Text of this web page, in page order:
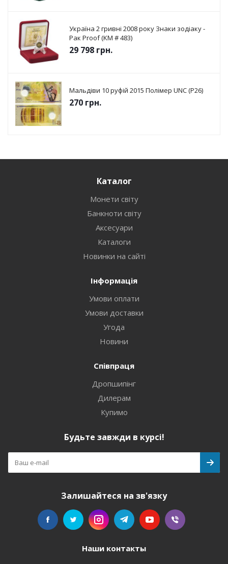
Україна 2 гривні 2008 року Знаки зодіаку -
Рак Proof (KM # 483)
29 798 грн.
Мальдіви 10 руфій 2015 Полімер UNC (P26)
270 грн.
Каталог
Монети світу
Банкноти світу
Аксесуари
Каталоги
Новинки на сайті
Інформація
Умови оплати
Умови доставки
Угода
Новини
Співпраця
Дропшипінг
Дилерам
Купимо
Будьте завжди в курсі!
Залишайтеся на зв'язку
Наши контакты